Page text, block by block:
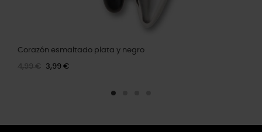
Corazón esmaltado plata y negro
4,99 € 3,99 €